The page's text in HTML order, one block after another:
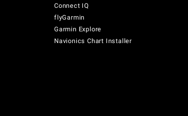
Connect IQ
flyGarmin
Garmin Explore
Navionics Chart Installer